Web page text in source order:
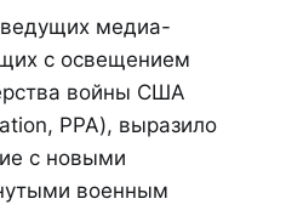
медиа-
с освещением
войны США
PPA), выразило
с новыми
военным